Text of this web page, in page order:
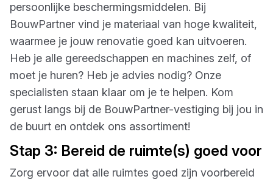
persoonlijke beschermingsmiddelen. Bij
BouwPartner vind je materiaal van hoge kwaliteit,
waarmee je jouw renovatie goed kan uitvoeren.
Heb je alle gereedschappen en machines zelf, of
moet je huren? Heb je advies nodig? Onze
specialisten staan klaar om je te helpen. Kom
gerust langs bij de BouwPartner-vestiging bij jou in
de buurt en ontdek ons assortiment!
Stap 3: Bereid de ruimte(s) goed voor
Zorg ervoor dat alle ruimtes goed zijn voorbereid